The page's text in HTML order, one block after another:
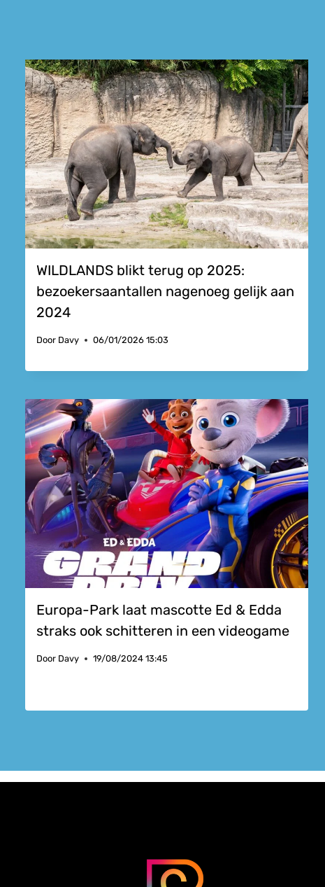
WILDLANDS blikt terug op 2025:
bezoekersaantallen nagenoeg gelijk aan
2024
Door Davy 06/01/2026 15:03
Europa-Park laat mascotte Ed & Edda
straks ook schitteren in een videogame
Door Davy 19/08/2024 13:45